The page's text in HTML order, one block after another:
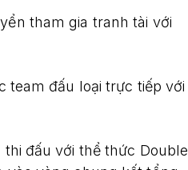
tham gia tranh tài với
team đấu loại trực tiếp với
thi đấu với thể thức Double